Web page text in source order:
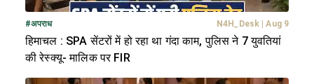
#अपराध N4H_Desk | Aug 9
हिमाचल : SPA सेंटरों में हो रहा था गंदा काम, पुलिस ने 7 युवतियां
की रेस्क्यू- मालिक पर FIR